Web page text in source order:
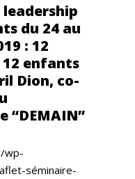
leadership
du 24 au
: 12
enfants
Dion, co-
“DEMAIN”
wp-
séminaire-